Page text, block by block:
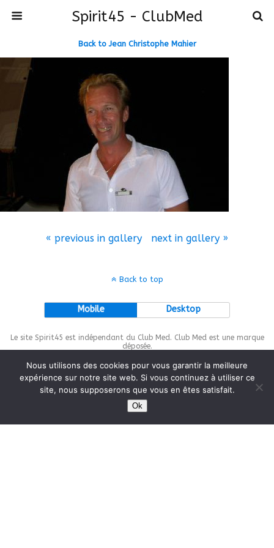
Spirit45 - ClubMed
Back to Jean Christophe Mahier
« previous in gallery next in gallery »
Back to top
Mobile Desktop
Le site Spirit45 est indépendant du Club Med. Club Med est une marque
déposée.
This site is protected bywp-copyrightpro.com
Nous utilisons des cookies pour vous garantir la meilleure
expérience sur notre site web. Si vous continuez à utiliser ce
site, nous supposerons que vous en êtes satisfait.
Ok